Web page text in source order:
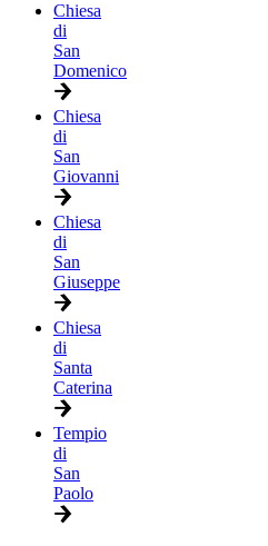
Chiesa
di
San
Domenico
Chiesa
di
San
Giovanni
Chiesa
di
San
Giuseppe
Chiesa
di
Santa
Caterina
Tempio
di
San
Paolo